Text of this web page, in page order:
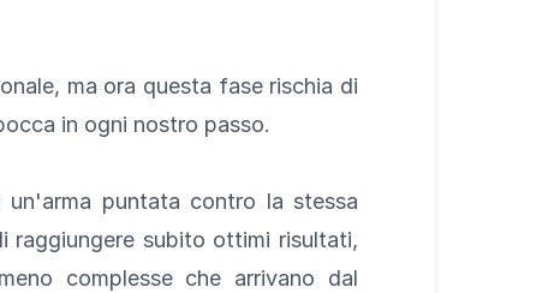
ma ora questa fase rischia di
in ogni nostro passo.
puntata contro la stessa
raggiungere subito ottimi risultati,
complesse che arrivano dal